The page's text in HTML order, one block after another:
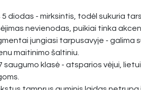
5 diodas - mirksintis, todėl sukuria
nevienodas, puikiai tinka
jungiasi tarpusavyje - galima
maitinimo šaltiniu.
saugumo klasė - atsparios vėjui,